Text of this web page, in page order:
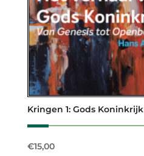
Kringen 1: Gods Koninkrijk
€15,00